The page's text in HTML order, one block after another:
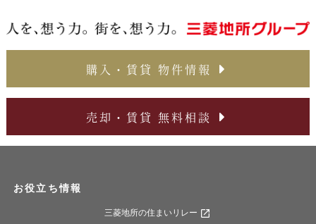
購入・賃貸 物件情報
売却・賃貸 無料相談
お役立ち情報
三菱地所の住まいリレー